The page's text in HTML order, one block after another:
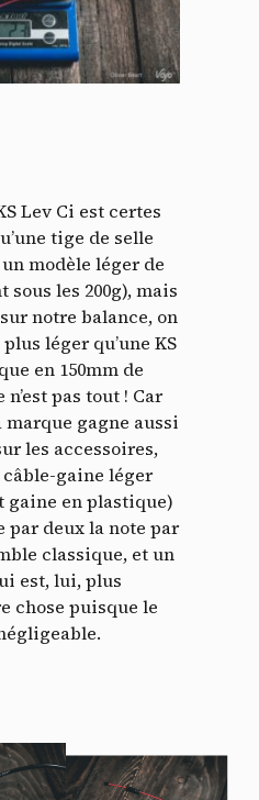
Lev Ci est certes
tige de selle
modèle léger de
sous les 200g), mais
notre balance, on
léger qu’une KS
en 150mm de
pas tout ! Car
marque gagne aussi
les accessoires,
gaine léger
gaine en plastique)
par deux la note par
classique, et un
est, lui, plus
chose puisque le